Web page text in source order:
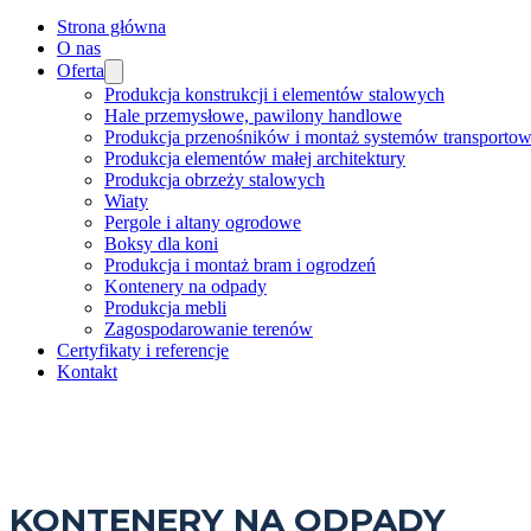
Strona główna
O nas
Oferta
Produkcja konstrukcji i elementów stalowych
Hale przemysłowe, pawilony handlowe
Produkcja przenośników i montaż systemów
Produkcja elementów małej architektury
Produkcja obrzeży stalowych
Wiaty
Pergole i altany ogrodowe
Boksy dla koni
Produkcja i montaż bram i ogrodzeń
Kontenery na odpady
Produkcja mebli
Zagospodarowanie terenów
Certyfikaty i referencje
Kontakt
KONTENERY NA ODPADY